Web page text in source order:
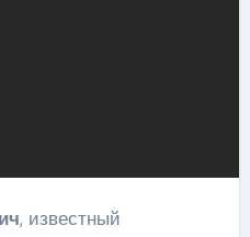
, известный